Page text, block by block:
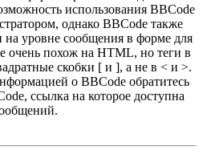
использования BBCode
однако BBCode также
уровне сообщения в форме для
очень похож на HTML, но теги в
скобки [ и ], а не в < и >.
о BBCode обратитесь
ссылка на которое доступна